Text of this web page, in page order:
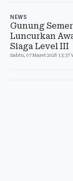
NEWS
Gunung
Luncurkan
Siaga Level III
Sabtu, 07 Maret 2026 13:37